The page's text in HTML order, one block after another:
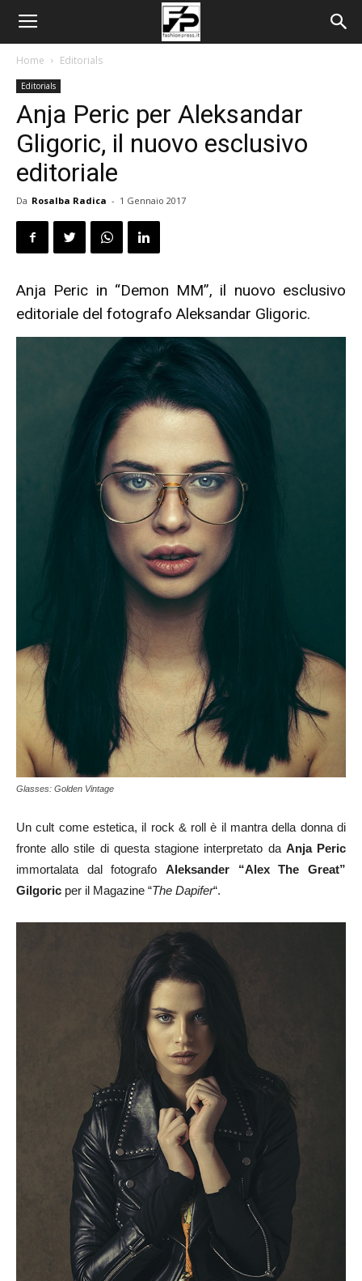
Home Editorials
Editorials
Anja Peric per Aleksandar
Gligoric, il nuovo esclusivo
editoriale
Da Rosalba Radica - 1 Gennaio 2017
Anja Peric in “Demon MM”, il nuovo esclusivo
editoriale del fotografo Aleksandar Gligoric.
Glasses: Golden Vintage
Un cult come estetica, il rock & roll è il mantra della donna di
fronte allo stile di questa stagione interpretato da Anja Peric
immortalata dal fotografo Aleksander “Alex The Great”
Gilgoric per il Magazine “The Dapifer“.